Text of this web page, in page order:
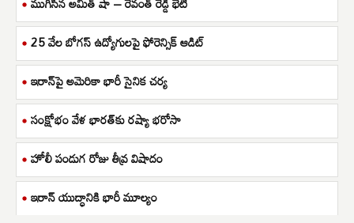
25 వేల బోగస్ ఉద్యోగులపై ఫోరెన్సిక్ ఆడిట్
ఇరాన్‌పై అమెరికా భారీ సైనిక చర్య
సంక్షోభం వేళ భారత్‌కు రష్యా భరోసా
హోలీ పండుగ రోజు తీవ్ర విషాదం
ఇరాన్ యుద్ధానికి భారీ మూల్యం